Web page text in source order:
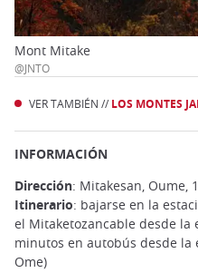
Mont Mitake
@JNTO
VER TAMBIÉN // LOS MONTES
INFORMACIÓN
Dirección: Mitakesan, Oume,
Itinerario: bajarse en la
el Mitaketozancable desde la
minutos en autobús desde la
Ome)